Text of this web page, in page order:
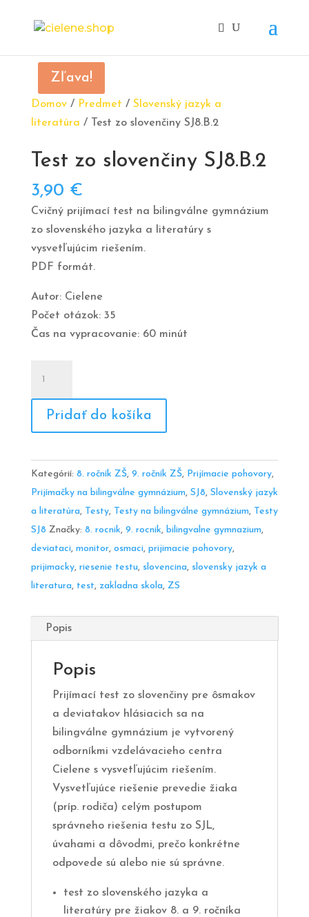
Domov/ Predmet / Slovenský jazyk a
literatúra / Test zo slovenčiny SJ8.B.2
Test zo slovenčiny SJ8.B.2
3,90 €
Cvičný prijímací test na bilingválne gymnázium
zo slovenského jazyka a literatúry s
vysvetľujúcim riešením.
PDF formát.
Autor: Cielene
Počet otázok: 35
Čas na vypracovanie: 60 minút
Pridať do košíka
Kategórií: 8. ročník ZŠ, 9. ročník ZŠ, Prijímacie pohovory,
Prijímačky na bilingválne gymnázium, SJ8, Slovenský jazyk
a literatúra, Testy, Testy na bilingválne gymnázium, Testy
SJ8 Značky: 8. rocnik, 9. rocnik, bilingvalne gymnazium,
deviataci, monitor, osmaci, prijimacie pohovory,
prijimacky, riesenie testu, slovencina, slovensky jazyk a
literatura, test, zakladna skola, ZS
Popis
Popis
Prijímací test zo slovenčiny pre ôsmakov
a deviatakov hlásiacich sa na
bilingválne gymnázium je vytvorený
odborníkmi vzdelávacieho centra
Cielene s vysvetľujúcim riešením.
Vysvetľujúce riešenie prevedie žiaka
(príp. rodiča) celým postupom
správneho riešenia testu zo SJL,
úvahami a dôvodmi, prečo konkrétne
odpovede sú alebo nie sú správne.
test zo slovenského jazyka a
literatúry pre žiakov 8. a 9. ročníka
Zľava!